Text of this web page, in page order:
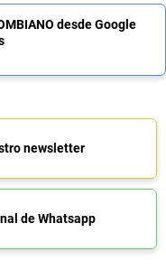
desde Google
newsletter
de Whatsapp